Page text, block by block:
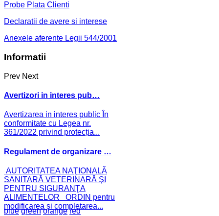
Probe Plata Clienti
Declaratii de avere si interese
Anexele aferente Legii 544/2001
Informatii
Prev Next
Avertizori in interes pub…
Avertizarea in interes public În
conformitate cu Legea nr.
361/2022 privind protecția...
Regulament de organizare …
AUTORITATEA NAŢIONALĂ
SANITARĂ VETERINARĂ ŞI
PENTRU SIGURANŢA
ALIMENTELOR ORDIN pentru
modificarea și completarea...
blue green orange red